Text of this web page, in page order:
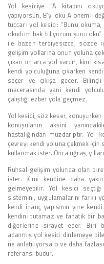
Yol kesiciye “A kitabını
yapıyorsun, B’yi oku A önemli
tüccarı yol kesici: “Bunu
okudum bak biliyorum şunu
ile bazen terbiyesizce, sözde
gelişim yollarına onun yoluna
çıkan onlarca yol vardır, kimi
kendi yolculuğuna çıkarken
seçer ve çıkışa geçer.
macerasında yani kendi
çalıştığı ezber yola geçmez.
Yol kesici, söz keser,
konuşulanın aksini
hastalığından muzdariptir. Yol
çevreyi kendi yoluna çekmek
kullanmak ister. Onca uğraş,
Ruhsal gelişim yolunda olan
ister. Kimi kendine daha
gelmeyebilir. Yol kesici seçtiği
sistemini, uygulamalarını farklı
kendi inanç yapısının yine
kendini tutamaz ve fanatik bir
diğerlerine sirayet eder. Biri
adanmış yol kesici dinlemeye
ne anlatılıyorsa o ve daha
referansı budur.